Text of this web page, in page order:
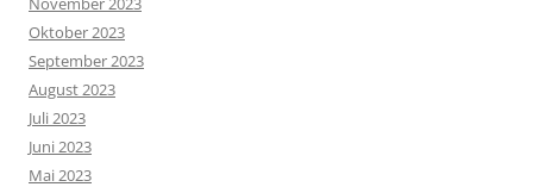
Oktober 2023
September 2023
August 2023
Juli 2023
Juni 2023
Mai 2023